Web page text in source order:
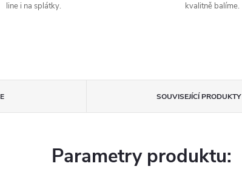
line i na splátky.
kvalitně balíme.
SOUVISEJÍCÍ PRODUKTY
Parametry produktu: